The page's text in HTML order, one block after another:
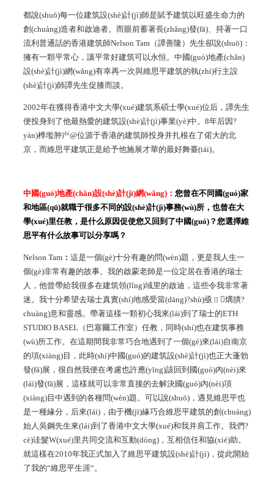
都說(shuō)每一位建筑設(shè)計(jì)師是賦予建筑以旺盛生命力的
創(chuàng)造者和啟迪者。而眼前蓄著長(zhǎng)發(fā)、持著一口
流利普通話的香港建筑師Nelson Tam （譚善隆）先生卻說(shuō)：
擁有一顆平常心，讓平常好建筑可以永恒。中國(guó)地產(chǎn)
設(shè)計(jì)網(wǎng)有幸再一次與維思平建筑的執(zhí)行主設
(shè)計(jì)師譚先生促膝而談。
2002年在獲得香港中文大學(xué)建筑系碩士學(xué)位后，譚先生
便投身到了他最熱愛的建筑設(shè)計(jì)事業(yè)中。 8年后因?
yàn)榫壏肿屵@位源于香港的建筑師投身并扎根在了偌大的北
京，而維思平建筑正是給予他施展才華的最好舞臺(tái)。
中國(guó)地產(chǎn)設(shè)計(jì)網(wǎng)： 您曾在不同國(guó)家
和地區(qū)就職于很多不同的設(shè)計(jì)事務(wù)所，也曾在大
學(xué)里任教，是什么原因促使您又回到了中國(guó)？您選擇維
思平有什么故事可以分享嗎？
Nelson Tam ： 這是一個(gè)十分有趣的問(wèn)題，更是我人生一
個(gè)非常有趣的故事。我的啟蒙老師是一位定居在香港的瑞士
人，他曾帶給我很多在建筑領(lǐng)域里的啟迪，這些令我非常著
迷。我十分希望去瑞士真實(shí)地感受當(dāng)?shù)亟ㄖ煹膭?
chuàng)意和靈感。帶著這樣一顆初心我來(lái)到了瑞士的ETH
STUDIO BASEL （巴塞爾工作室）任教，同時(shí)也在建筑事務
(wù)所工作。在這期間我非常巧合地遇到了一個(gè)來(lái)自南京
的項(xiàng)目，此時(shí)中國(guó)的建筑設(shè)計(jì)也正大蓬勃
發(fā)展，很自然我便在考慮也許應(yīng)該回到國(guó)內(nèi)來
(lái)發(fā)展，這樣就可以非常直接的去解決國(guó)內(nèi)項
(xiàng)目中遇到的各種問(wèn)題。可以說(shuō)，遇見維思平也
是一種緣分，后來(lái)，由于機(jī)緣巧合維思平建筑的創(chuàng)
始人吳鋼先生來(lái)到了香港中文大學(xué)和我并肩工作。我們?
cè)诖髮W(xué)里共同交流和互動(dòng)，互相信任和協(xié)助。
就這樣在2010年我正式加入了維思平建筑設(shè)計(jì)，從此開始
了我的“維思平生涯“。